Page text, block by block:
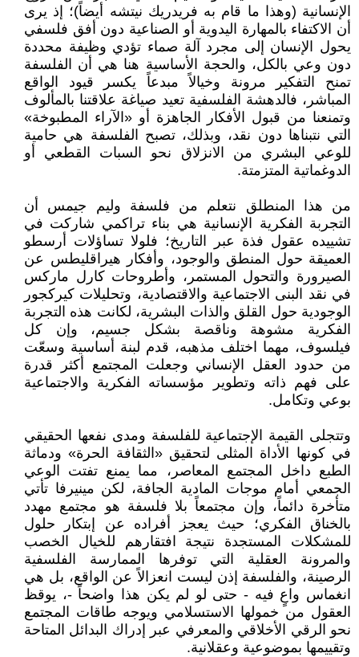
الإنسانية (وهذا ما قام به فريدريك نيتشه أيضاً)؛ إذ يرى
أن الاكتفاء بالمهارة اليدوية أو الصناعية دون أفق فلسفي
يحول الإنسان إلى مجرد آلة صماء تؤدي وظيفة محددة
دون وعي بالكل، والحجة الأساسية هنا هي أن الفلسفة
تمنح التفكير مرونة وخيالاً مبدعاً يكسر قيود الواقع
المباشر، فالدهشة الفلسفية تعيد صياغة علاقتنا بالمألوف
وتمنعنا من قبول الأفكار الجاهزة أو «الآراء المطبوخة»
التي نتبناها دون نقد، وبذلك، تصبح الفلسفة هي حامية
للوعي البشري من الانزلاق نحو السبات القطعي أو
الدوغماتية المتزمتة.
من هذا المنطلق نتعلم من فلسفة وليم جيمس أن
التجربة الفكرية الإنسانية هي بناء تراكمي شاركت في
تشييده عقول فذة عبر التاريخ؛ فلولا تساؤلات أرسطو
العميقة حول المنطق والوجود، وأفكار هيراقليطس عن
الصيرورة والتحول المستمر، وأطروحات كارل ماركس
في نقد البنى الاجتماعية والاقتصادية، وتحليلات كيركجور
الوجودية حول القلق والذات البشرية، لكانت هذه التجربة
الفكرية مشوهة وناقصة بشكل جسيم، وإن كل
فيلسوف، مهما اختلف مذهبه، قدم لبنة أساسية وسعّت
من حدود العقل الإنساني وجعلت المجتمع أكثر قدرة
على فهم ذاته وتطوير مؤسساته الفكرية والاجتماعية
بوعي وتكامل.
وتتجلى القيمة الإجتماعية للفلسفة ومدى نفعها الحقيقي
في كونها الأداة المثلى لتحقيق «الثقافة الحرة» ودماثة
الطبع داخل المجتمع المعاصر، مما يمنع تفتت الوعي
الجمعي أمام موجات المادية الجافة، لكن مينيرفا تأتي
متأخرة دائماً، وإن مجتمعاً بلا فلسفة هو مجتمع مهدد
بالخناق الفكري؛ حيث يعجز أفراده عن إبتكار حلول
للمشكلات المستجدة نتيجة افتقارهم للخيال الخصب
والمرونة العقلية التي توفرها الممارسة الفلسفية
الرصينة، والفلسفة إذن ليست انعزالاً عن الواقع، بل هي
انغماس واعٍ فيه - حتى لو لم يكن هذا واضحاً -، يوقظ
العقول من خمولها الاستسلامي ويوجه طاقات المجتمع
نحو الرقي الأخلاقي والمعرفي عبر إدراك البدائل المتاحة
وتقييمها بموضوعية وعقلانية.